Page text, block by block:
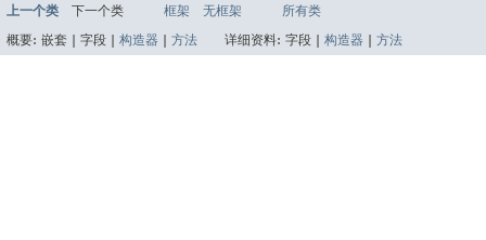
上一个类 下一个类 框架 无框架
所有类
概要: 嵌套 | 字段 | 构造器 方法 详细资料: 字段 | 构造器 方法